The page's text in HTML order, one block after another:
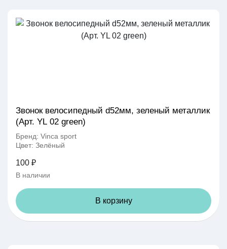
Звонок велосипедный d52мм, зеленый металлик
(Арт. YL 02 green)
Бренд: Vinca sport
Цвет: Зелёный
100 ₽
В наличии
В корзину